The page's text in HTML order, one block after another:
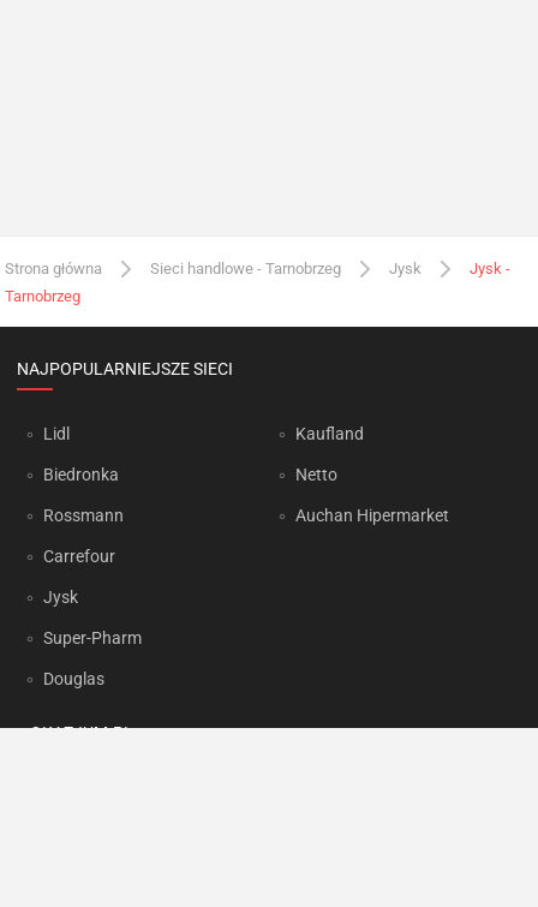
Strona główna Sieci handlowe - Tarnobrzeg Jysk
Jysk -
Tarnobrzeg
NAJPOPULARNIEJSZE SIECI
Lidl
Biedronka
Rossmann
Carrefour
Jysk
Super-Pharm
Douglas
Kaufland
Netto
Auchan Hipermarket
OKAZJUM.PL